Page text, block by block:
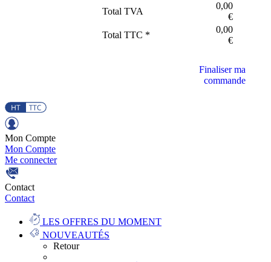
Total TVA
0,00
€
Total TTC *
0,00
€
Finaliser ma
commande
Mon Compte
Mon Compte
Me connecter
Contact
Contact
LES OFFRES DU MOMENT
NOUVEAUTÉS
Retour